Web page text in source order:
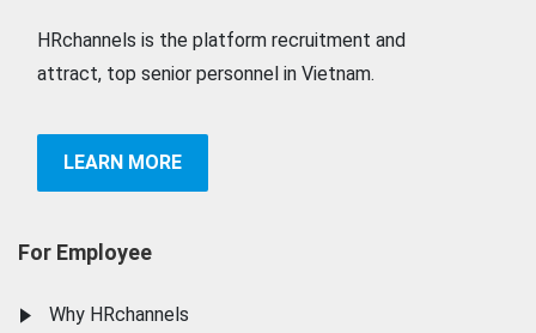
HRchannels is the platform recruitment and
attract, top senior personnel in Vietnam.
LEARN MORE
For Employee
Why HRchannels